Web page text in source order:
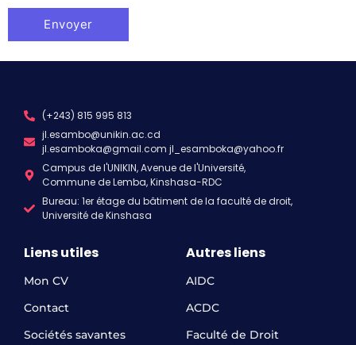
(+243) 815 995 813
jl.esambo@unikin.ac.cd
jl.esamboka@gmail.com jl_esamboka@yahoo.fr
Campus de l'UNIKIN, Avenue de l'Université,
Commune de Lemba, Kinshasa-RDC
Bureau: 1er étage du bâtiment de la faculté de droit,
Université de Kinshasa
Liens utiles
Mon CV
Contact
Sociétés savantes
Autres liens
AIDC
ACDC
Faculté de Droit